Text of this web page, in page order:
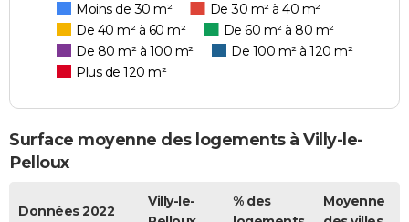
Moins de 30 m²
De 30 m² à 40 m²
De 40 m² à 60 m²
De 60 m² à 80 m²
De 80 m² à 100 m²
De 100 m² à 120 m²
Plus de 120 m²
Surface moyenne des logements à Villy-le-
Pelloux
Données 2022
Villy-le-
% des
Moyenne